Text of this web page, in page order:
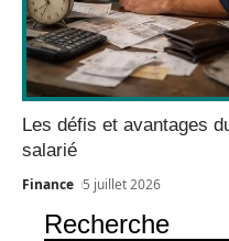
Les défis et avantages
salarié
Finance 5 juillet 2026
Recherche